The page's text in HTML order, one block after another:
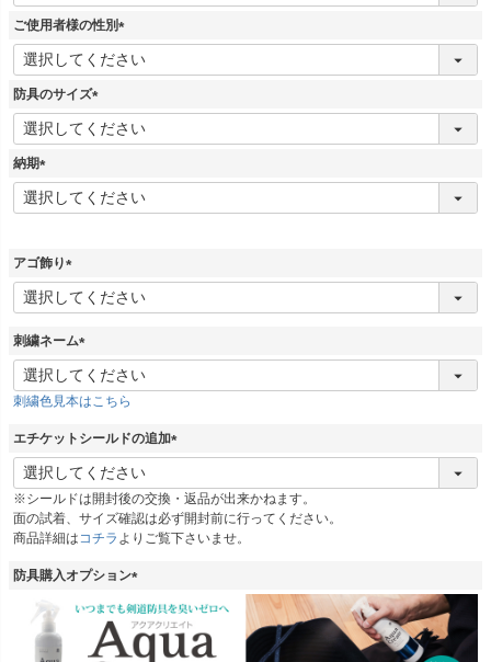
須
ご使用者様の性別
(
必
防具のサイズ
(
必
納期
(
必
アゴ飾り
(
必
)
刺繍ネーム
(
必
須
刺繍色見本はこちら
エチケットシールドの追加
(
須
)
※シールドは開封後の交換・返品が出来かねます。
面の試着、サイズ確認は必ず開封前に行ってください。
商品詳細はコチラ よりご覧下さいませ。
防具購入オプション
必
須